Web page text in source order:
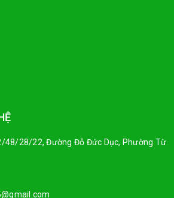
48/28/22, Đường Đỗ Đức Dục, Phường Từ